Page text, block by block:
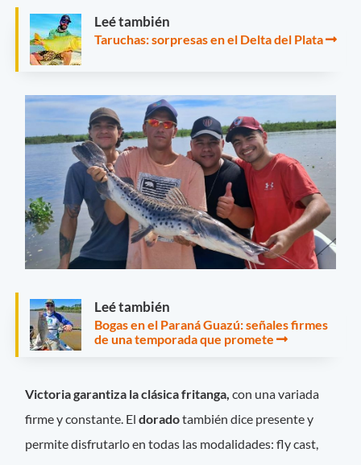
Leé también
Taruchas: sorpresas en el Delta del Plata
Leé también
Bogas en el Paraná Guazú: señales firmes
de una temporada que promete
Victoria garantiza la clásica fritanga,con una variada
firme y constante. Eldoradotambién dice presente y
permite disfrutarlo en todas las modalidades: fly cast,